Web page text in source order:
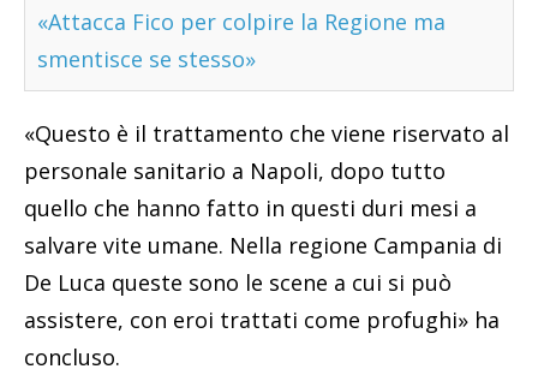
«Attacca Fico per colpire la Regione ma
smentisce se stesso»
«Questo è il trattamento che viene riservato al
personale sanitario a Napoli, dopo tutto
quello che hanno fatto in questi duri mesi a
salvare vite umane. Nella regione Campania di
De Luca queste sono le scene a cui si può
assistere, con eroi trattati come profughi» ha
concluso.